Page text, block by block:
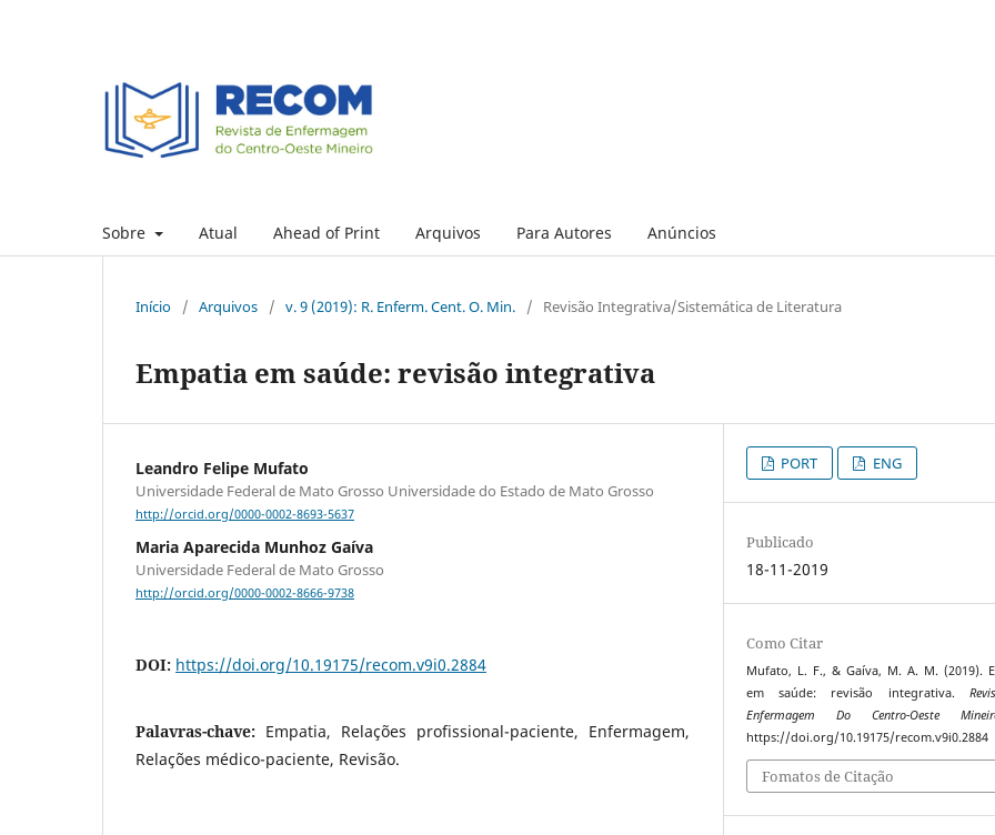
Sobre Atual Ahead of Print Arquivos Para Autores Anúncios
Início / Arquivos / v. 9 (2019): R. Enferm. Cent. O. Min. / Revisão Integrativa/Sistemática de Literatura
Empatia em saúde: revisão integrativa
Leandro Felipe Mufato
Universidade Federal de Mato Grosso Universidade do Estado de Mato Grosso
http://orcid.org/0000-0002-8693-5637
Maria Aparecida Munhoz Gaíva
Universidade Federal de Mato Grosso
http://orcid.org/0000-0002-8666-9738
DOI: https://doi.org/10.19175/recom.v9i0.2884
Palavras-chave: Empatia, Relações profissional-paciente, Enfermagem,
Relações médico-paciente, Revisão.
PORT ENG
Publicado
18-11-2019
Como Citar
Mufato, L. F., & Gaíva, M. A. M. (2019).
em saúde: revisão integrativa.
Enfermagem Do Centro-Oeste
https://doi.org/10.19175/recom.v9i0.2884
Fomatos de Citação